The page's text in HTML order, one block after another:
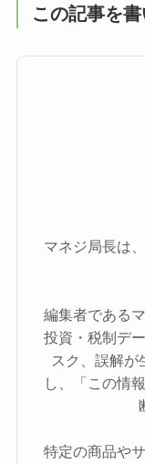
この記事を書
マネジ局長は
編集者である
投資・税制デ
スク、誤解が
し、「この情
特定の商品や